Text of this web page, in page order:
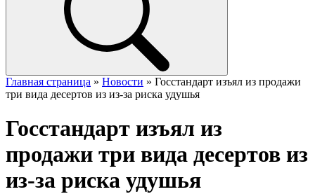
Главная страница » Новости » Госстандарт изъял из продажи
три вида десертов из из-за риска удушья
Госстандарт изъял из
продажи три вида десертов из
из-за риска удушья